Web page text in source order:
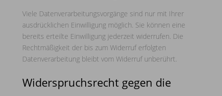
Viele Datenverarbeitungsvorgänge sind nur mit Ihrer
ausdrücklichen Einwilligung möglich. Sie können eine
bereits erteilte Einwilligung jederzeit widerrufen. Die
Rechtmäßigkeit der bis zum Widerruf erfolgten
Datenverarbeitung bleibt vom Widerruf unberührt.
Widerspruchsrecht gegen die